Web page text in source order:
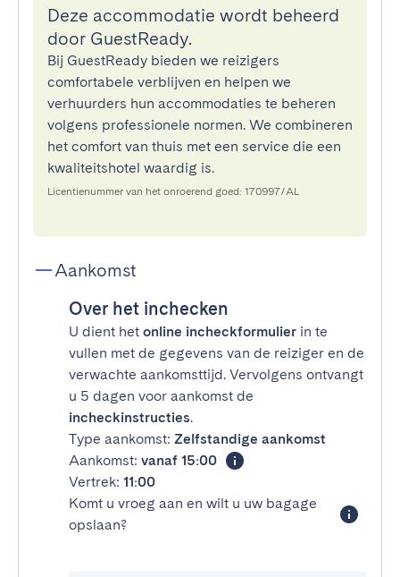
Deze accommodatie wordt beheerd
door GuestReady.
Bij GuestReady bieden we reizigers
comfortabele verblijven en helpen we
verhuurders hun accommodaties te beheren
volgens professionele normen. We combineren
het comfort van thuis met een service die een
kwaliteitshotel waardig is.
Licentienummer van het onroerend goed: 170997/AL
Aankomst
Over het inchecken
U dient het online incheckformulier in te
vullen met de gegevens van de reiziger en de
verwachte aankomsttijd. Vervolgens ontvangt
u 5 dagen voor aankomst de
incheckinstructies.
Type aankomst: Zelfstandige aankomst
Aankomst: vanaf 15:00
Vertrek: 11:00
Komt u vroeg aan en wilt u uw bagage
opslaan?